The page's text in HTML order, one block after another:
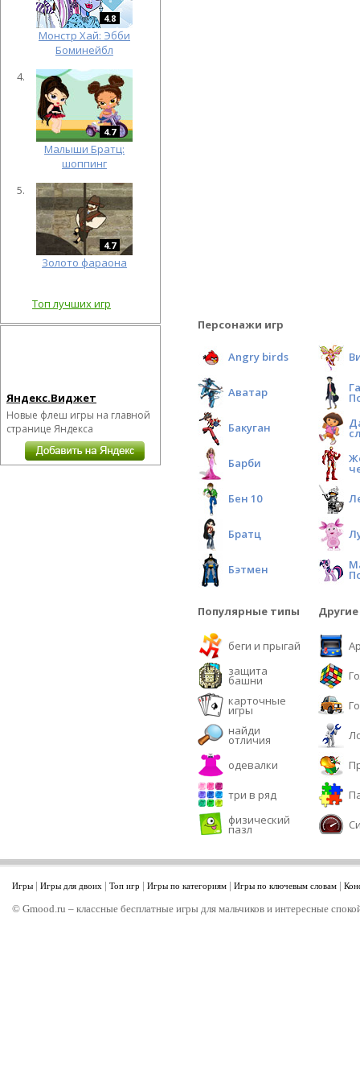
4.8
Монстр Хай: Эбби
Боминейбл
4.7
Малыши Братц:
шоппинг
4.7
Золото фараона
Топ лучших игр
Яндекс.Виджет
Новые флеш игры на главной
странице Яндекса
Персонажи игр
Angry birds
Аватар
Бакуган
Барби
Бен 10
Братц
Бэтмен
Популярные типы
беги и прыгай
защита
башни
карточные
игры
найди
отличия
одевалки
три в ряд
физический
пазл
Игры | Игры для двоих | Топ игр | Игры по категориям | Игры по ключевым словам |
© Gmood.ru – классные бесплатные игры для мальчиков и интересные